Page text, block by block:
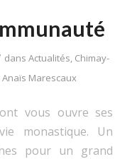
dans Actualités, Chimay-
Anaïs Marescaux
vous ouvre ses
monastique. Un
pour un grand